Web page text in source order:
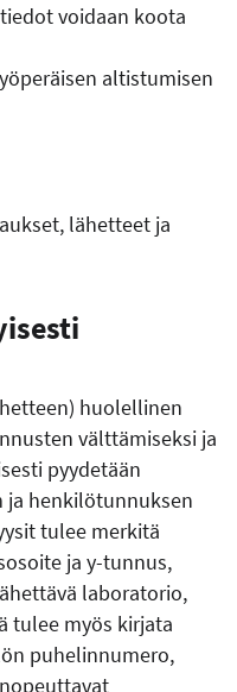
voidaan koota
altistumisen
lähetteet ja
huolellinen
välttämiseksi ja
pyydetään
henkilötunnuksen
tulee merkitä
ja y-tunnus,
laboratorio,
tulee myös kirjata
puhelinnumero,